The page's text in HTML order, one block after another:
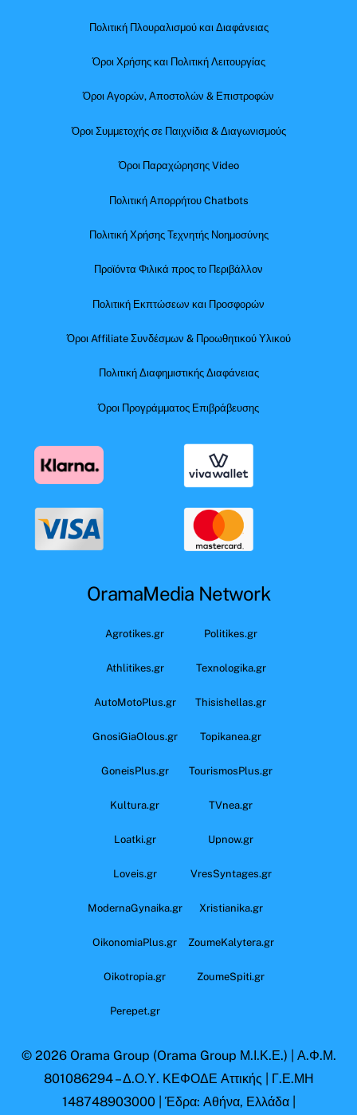
Πολιτική Πλουραλισμού και Διαφάνειας
Όροι Χρήσης και Πολιτική Λειτουργίας
Όροι Αγορών, Αποστολών & Επιστροφών
Όροι Συμμετοχής σε Παιχνίδια & Διαγωνισμούς
Όροι Παραχώρησης Video
Πολιτική Απορρήτου Chatbots
Πολιτική Χρήσης Τεχνητής Νοημοσύνης
Προϊόντα Φιλικά προς το Περιβάλλον
Πολιτική Εκπτώσεων και Προσφορών
Όροι Affiliate Συνδέσμων & Προωθητικού Υλικού
Πολιτική Διαφημιστικής Διαφάνειας
Όροι Προγράμματος Επιβράβευσης
OramaMedia Network
Agrotikes.gr Politikes.gr
Athlitikes.gr Texnologika.gr
AutoMotoPlus.gr Thisishellas.gr
GnosiGiaOlous.gr Topikanea.gr
GoneisPlus.gr TourismosPlus.gr
Kultura.gr TVnea.gr
Loatki.gr Upnow.gr
Loveis.gr VresSyntages.gr
ModernaGynaika.gr Xristianika.gr
OikonomiaPlus.gr ZoumeKalytera.gr
Oikotropia.gr ZoumeSpiti.gr
Perepet.gr
© 2026 Orama Group (Orama Group Μ.Ι.Κ.Ε.) | Α.Φ.Μ.
801086294 – Δ.Ο.Υ. ΚΕΦΟΔΕ Αττικής | Γ.Ε.ΜΗ
148748903000 | Έδρα: Αθήνα, Ελλάδα |